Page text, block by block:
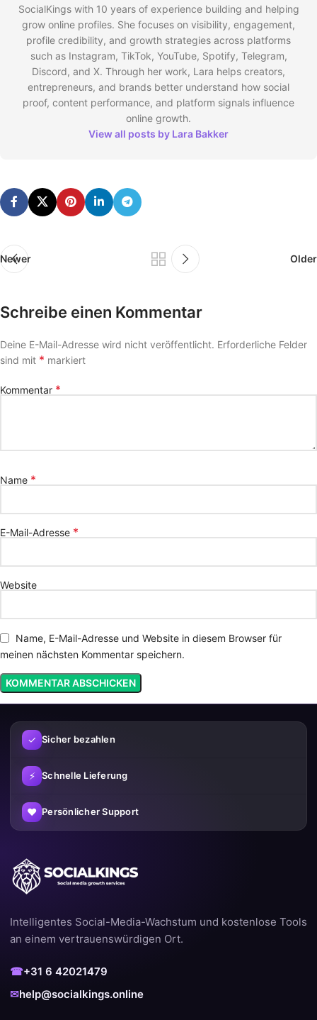
SocialKings with 10 years of experience building and helping
grow online profiles. She focuses on visibility, engagement,
profile credibility, and growth strategies across platforms
such as Instagram, TikTok, YouTube, Spotify, Telegram,
Discord, and X. Through her work, Lara helps creators,
entrepreneurs, and brands better understand how social
proof, content performance, and platform signals influence
online growth.
View all posts by Lara Bakker
Newer Older
Schreibe einen Kommentar
Deine E-Mail-Adresse wird nicht veröffentlicht. Erforderliche Felder
sind mit * markiert
Kommentar *
Name *
E-Mail-Adresse *
Website
Name, E-Mail-Adresse und Website in diesem Browser für
meinen nächsten Kommentar speichern.
✓ Sicher bezahlen
⚡ Schnelle Lieferung
♥ Persönlicher Support
Intelligentes Social-Media-Wachstum und kostenlose Tools
an einem vertrauenswürdigen Ort.
☎+31 6 42021479
✉help@socialkings.online